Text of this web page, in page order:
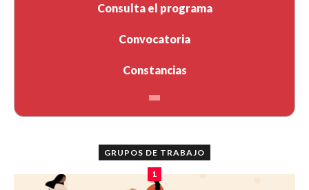
Consulta el programa
Convocatoria
Constancias
GRUPOS DE TRABAJO
1